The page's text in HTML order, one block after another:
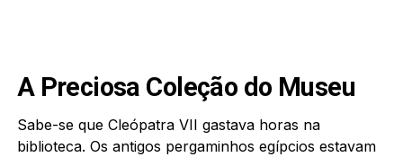
A Preciosa Coleção do Museu
Sabe-se que Cleópatra VII gastava horas na
biblioteca. Os antigos pergaminhos egípcios estavam